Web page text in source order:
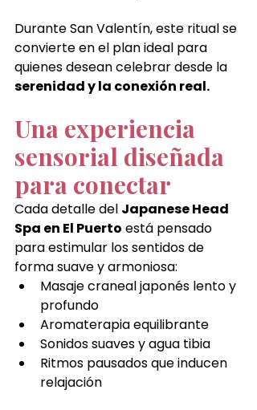
Durante San Valentín, este ritual se
convierte en el plan ideal para
quienes desean celebrar desde la
serenidad y la conexión real.
Una experiencia
sensorial diseñada
para conectar
Cada detalle del Japanese Head
Spa en El Puerto está pensado
para estimular los sentidos de
forma suave y armoniosa:
Masaje craneal japonés lento y
profundo
Aromaterapia equilibrante
Sonidos suaves y agua tibia
Ritmos pausados que inducen
relajación